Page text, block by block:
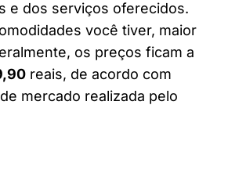
e dos serviços oferecidos.
você tiver, maior
os preços ficam a
reais, de acordo com
mercado realizada pelo